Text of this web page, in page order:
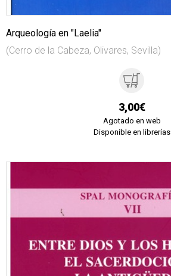
Arqueología en "Laelia"
(Cerro de la Cabeza, Olivares, Sevilla)
3,00€
Agotado en web
Disponible en librerías